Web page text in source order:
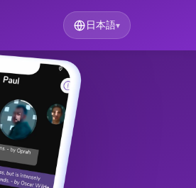
日本語▾